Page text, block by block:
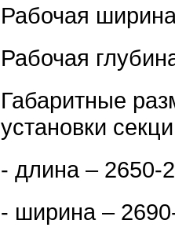
Рабочая
Рабочая
Габаритные
установки
- длина – 2650-
- ширина –